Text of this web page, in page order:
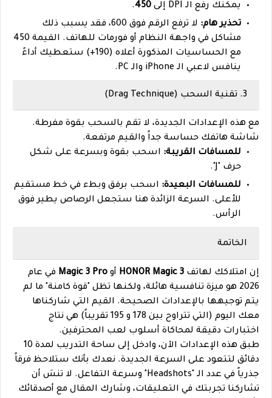
يمكنك رفع الـ DPI إلى
450
.
تحذير هام:
لا ترفع الرقم فوق 600، فقد يسبب ذلك
مشاكل في واجهة النظام أو فورمات للهاتف. القيمة 450
مع الحساسيات المذكورة أعلاه (190+) ستعطيك أداءً
ينافس لاعبي الـ iPhone والـ PC.
3. تقنية السحب (Drag Technique)
مع هذه الإعدادات الجديدة، لا تقم بالسحب بقوة مفرطة.
شاشة هاتفك حساسة جداً والقيم مرتفعة.
للمسافات القريبة: اسحب بقوة وبسرعة على شكل
حرف "J".
للمسافات البعيدة: اسحب برفق وبطء في خط مستقيم
للأعلى. السرعة الزائدة هنا ستجعل الرصاص يطير فوق
الرأس.
الخاتمة
إن امتلاكك لهاتف HONOR Magic 3 أو Magic 3 Pro في عام
2026 هو ميزة تنافسية هائلة، ولكنها تظل "قوة كامنة" ما لم
يتم توجيهها بالإعدادات الصحيحة. القيم التي شاركناها
معك اليوم (التي تتراوح بين 178 و 195 تقريباً) هي نتاج
اختبارات دقيقة لمحاكاة أسلوب لعب المحترفين.
طبق هذه الإعدادات الآن، وادخل إلى ساحة التدريب لمدة 10
دقائق لتتعود على السرعة الجديدة. نعدك بأنك ستلاحظ فرقاً
جذرياً في عدد الـ "Headshots" وسرعة التفاعل. لا تنسَ أن
تشاركنا تجربتك في التعليقات، وشارك المقال مع أصدقائك